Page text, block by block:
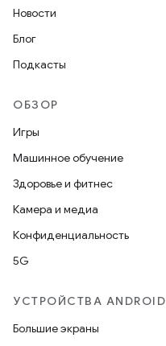
Новости
Блог
Подкасты
ОБЗОР
Игры
Машинное обучение
Здоровье и фитнес
Камера и медиа
Конфиденциальность
5G
УСТРОЙСТВА ANDROID
Большие экраны